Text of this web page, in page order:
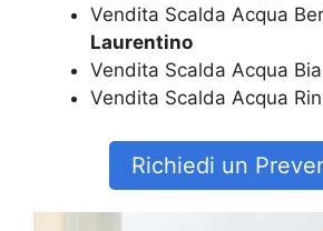
Vendita Scalda Acqua
Laurentino
Vendita Scalda Acqua
Vendita Scalda Acqua
Richiedi un